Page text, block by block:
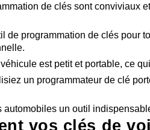
de clés sont conviviaux
de programmation de clés
est petit et portable, ce
un programmateur de clé
un outil
vos clés de